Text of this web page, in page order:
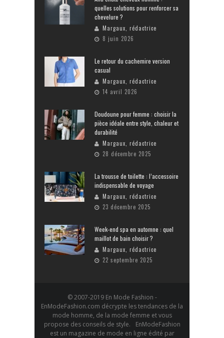
quelles solutions pour renforcer sa
chevelure ?
Margaux, rédactrice
8 juin 2026
Le retour du cachemire version
casual
Margaux, rédactrice
14 avril 2026
Doudoune pour femme : choisir la
pièce idéale entre style, chaleur et
durabilité
Margaux, rédactrice
28 décembre 2025
La trousse de toilette : l’accessoire
indispensable de voyage
Margaux, rédactrice
23 décembre 2025
Week-end spa en automne : quel
maillot de bain choisir ?
Margaux, rédactrice
22 septembre 2025
© 2007-2019 En Mode Fashion -
EnModeFashion.com décrypte les tendances de la
mode homme, de la mode femme et vous
propose des conseils de style. EnModeFashion
est un magazine de mode en ligne édité par